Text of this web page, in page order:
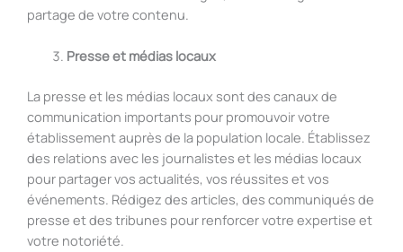
partage de votre contenu.
Presse et médias locaux
La presse et les médias locaux sont des canaux de
communication importants pour promouvoir votre
établissement auprès de la population locale. Établissez
des relations avec les journalistes et les médias locaux
pour partager vos actualités, vos réussites et vos
événements. Rédigez des articles, des communiqués de
presse et des tribunes pour renforcer votre expertise et
votre notoriété.